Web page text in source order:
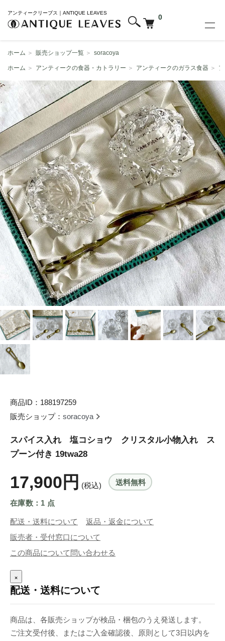
アンティークリーブス｜ANTIQUE LEAVES
0
ホーム ＞ 販売ショップ一覧 ＞ soracoya
ホーム ＞ アンティークの食器・カトラリー ＞ アンティークのガラス食器 ＞
商品ID：188197259
販売ショップ： soracoya
スパイス入れ 塩コショウ クリスタル小物入れ ス
プーン付き 19twa28
17,900円 (税込) 送料無料
在庫数：1 点
配送・送料について
返品・返金について
販売者・受付窓口について
この商品について問い合わせる
×
配送・送料について
商品は、各販売ショップが検品・梱包のうえ発送します。
ご注文受付後、またはご入金確認後、原則として3日以内を